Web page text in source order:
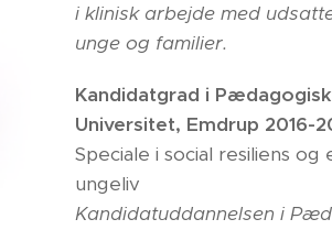
i klinisk arbejde med
unge og familier.
Kandidatgrad i
Universitet, Emdrup 2016-
Speciale i social resiliens
ungeliv
Kandidatuddannelsen i